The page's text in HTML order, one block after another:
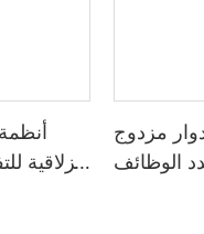
انزلاقية
مزدوج
الوظائف